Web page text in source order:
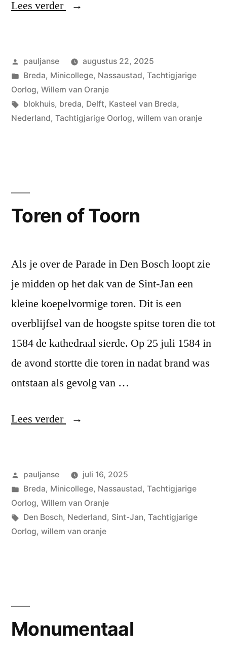
Lees verder
“Hier
Geplaatst
door
pauljanse
augustus 22, 2025
Geplaatst
in
Breda, Minicollege, Nassaustad, Tachtigjarige
Oorlog, Willem van Oranje
Tags:
blokhuis, breda, Delft, Kasteel van Breda,
Nederland, Tachtigjarige Oorlog, willem van oranje
Toren of Toorn
Als je over de Parade in Den Bosch loopt zie
je midden op het dak van de Sint-Jan een
kleine koepelvormige toren. Dit is een
overblijfsel van de hoogste spitse toren die tot
1584 de kathedraal sierde. Op 25 juli 1584 in
de avond stortte die toren in nadat brand was
ontstaan als gevolg van …
Lees verder
“Toren
Geplaatst
door
pauljanse
juli 16, 2025
Geplaatst
in
Breda, Minicollege, Nassaustad, Tachtigjarige
Oorlog, Willem van Oranje
Tags:
Den Bosch, Nederland, Sint-Jan, Tachtigjarige
Oorlog, willem van oranje
Monumentaal